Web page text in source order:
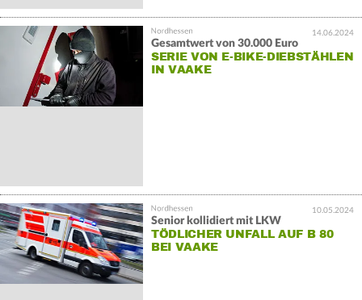
14.06.2024
Gesamtwert von 30.000 Euro
SERIE VON E-BIKE-DIEBSTÄHLEN
IN VAAKE
10.05.2024
Senior kollidiert mit LKW
TÖDLICHER UNFALL AUF B 80
BEI VAAKE